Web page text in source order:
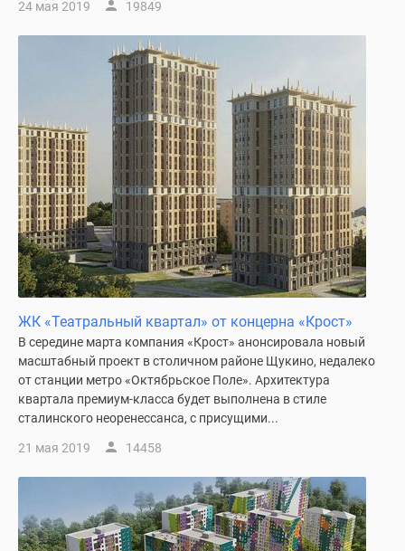
24 мая 2019 19849
ЖК «Театральный квартал» от концерна «Крост»
В середине марта компания «Крост» анонсировала новый
масштабный проект в столичном районе Щукино, недалеко
от станции метро «Октябрьское Поле». Архитектура
квартала премиум-класса будет выполнена в стиле
сталинского неоренессанса, с присущими...
21 мая 2019 14458